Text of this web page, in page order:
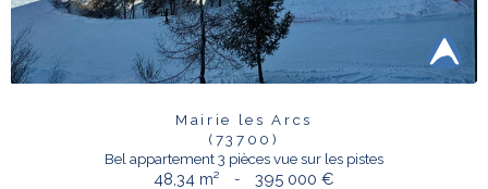
Mairie les Arcs
(73700)
Bel appartement 3 pièces vue sur les pistes
48,34 m² - 395 000 €